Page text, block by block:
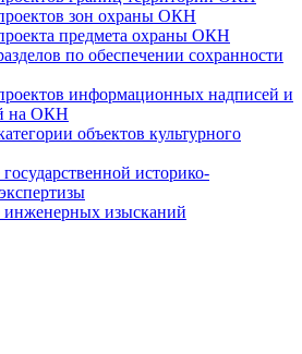
зон охраны ОКН
предмета охраны ОКН
по обеспечении сохранности
информационных надписей и
на ОКН
объектов культурного
историко-
инженерных изысканий